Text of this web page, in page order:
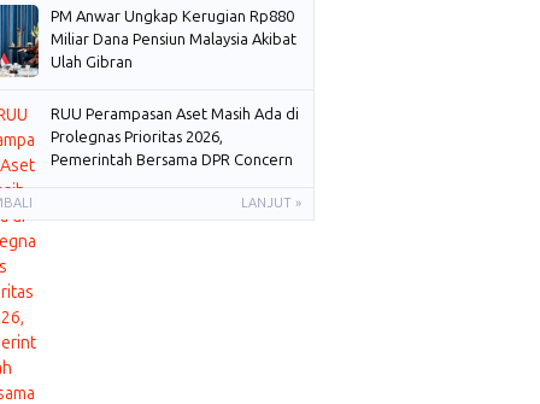
PM Anwar Ungkap Kerugian Rp880
Miliar Dana Pensiun Malaysia Akibat
Ulah Gibran
RUU Perampasan Aset Masih Ada di
Prolegnas Prioritas 2026,
Pemerintah Bersama DPR Concern
LANJUT »